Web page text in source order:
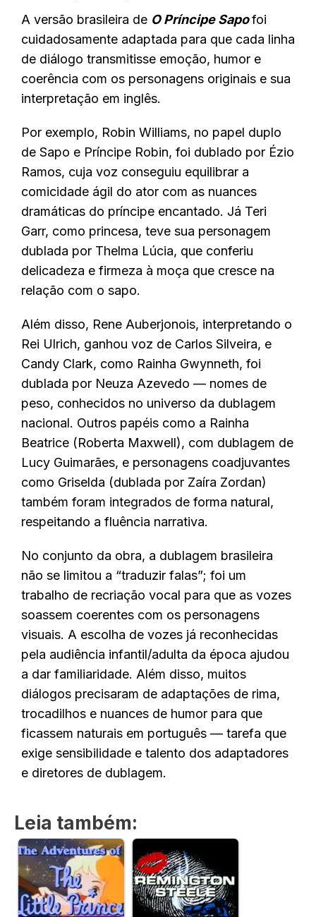
A versão brasileira de O Príncipe Sapofoi
cuidadosamente adaptada para que cada linha
de diálogo transmitisse emoção, humor e
coerência com os personagens originais e sua
interpretação em inglês.
Por exemplo, Robin Williams, no papel duplo
de Sapo e Príncipe Robin, foi dublado por Ézio
Ramos, cuja voz conseguiu equilibrar a
comicidade ágil do ator com as nuances
dramáticas do príncipe encantado. Já Teri
Garr, como princesa, teve sua personagem
dublada por Thelma Lúcia, que conferiu
delicadeza e firmeza à moça que cresce na
relação com o sapo.
Além disso, Rene Auberjonois, interpretando o
Rei Ulrich, ganhou voz de Carlos Silveira, e
Candy Clark, como Rainha Gwynneth, foi
dublada por Neuza Azevedo — nomes de
peso, conhecidos no universo da dublagem
nacional. Outros papéis como a Rainha
Beatrice (Roberta Maxwell), com dublagem de
Lucy Guimarães, e personagens coadjuvantes
como Griselda (dublada por Zaíra Zordan)
também foram integrados de forma natural,
respeitando a fluência narrativa.
No conjunto da obra, a dublagem brasileira
não se limitou a “traduzir falas”; foi um
trabalho de recriação vocal para que as vozes
soassem coerentes com os personagens
visuais. A escolha de vozes já reconhecidas
pela audiência infantil/adulta da época ajudou
a dar familiaridade. Além disso, muitos
diálogos precisaram de adaptações de rima,
trocadilhos e nuances de humor para que
ficassem naturais em português — tarefa que
exige sensibilidade e talento dos adaptadores
e diretores de dublagem.
Leia também: